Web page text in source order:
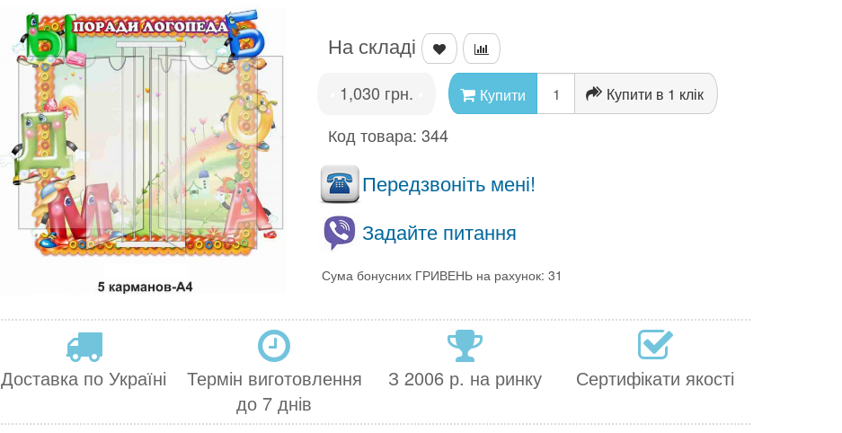
На складі
1,030 грн. Купити Купити в 1 клік
Код товара:344
Передзвоніть мені!
Задайте питання
Сума бонусних ГРИВЕНЬ на рахунок: 31
Доставка по Україні
Термін виготовлення
до 7 днів
З 2006 р. на ринку Сертифікати якості